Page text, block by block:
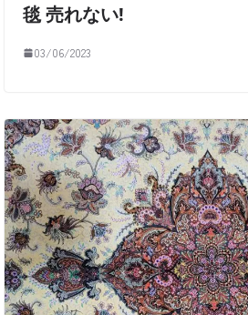
毯 売れない!
03/06/2023